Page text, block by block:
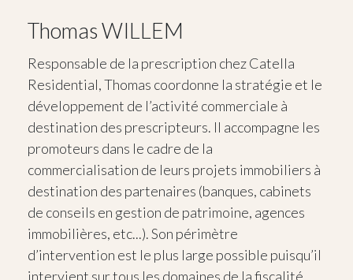
Thomas WILLEM
Responsable de la prescription chez Catella
Residential, Thomas coordonne la stratégie et le
développement de l’activité commerciale à
destination des prescripteurs. Il accompagne les
promoteurs dans le cadre de la
commercialisation de leurs projets immobiliers à
destination des partenaires (banques, cabinets
de conseils en gestion de patrimoine, agences
immobilières, etc...). Son périmètre
d’intervention est le plus large possible puisqu’il
intervient sur tous les domaines de la fiscalité